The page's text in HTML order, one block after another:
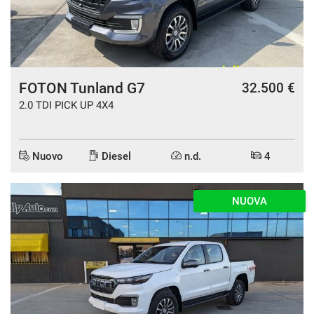
FOTON Tunland G7
2.0 TDI PICK UP 4X4
32.500 €
Nuovo Diesel n.d. 4
NUOVA
Salva
le
impostazioni